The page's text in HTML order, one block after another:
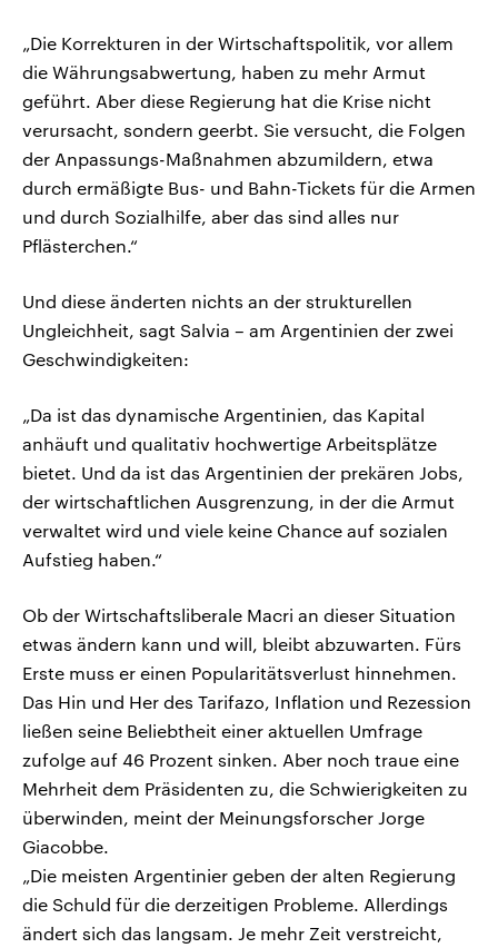
„Die Korrekturen in der Wirtschaftspolitik, vor allem
die Währungsabwertung, haben zu mehr Armut
geführt. Aber diese Regierung hat die Krise nicht
verursacht, sondern geerbt. Sie versucht, die Folgen
der Anpassungs-Maßnahmen abzumildern, etwa
durch ermäßigte Bus- und Bahn-Tickets für die Armen
und durch Sozialhilfe, aber das sind alles nur
Pflästerchen.“
Und diese änderten nichts an der strukturellen
Ungleichheit, sagt Salvia – am Argentinien der zwei
Geschwindigkeiten:
„Da ist das dynamische Argentinien, das Kapital
anhäuft und qualitativ hochwertige Arbeitsplätze
bietet. Und da ist das Argentinien der prekären Jobs,
der wirtschaftlichen Ausgrenzung, in der die Armut
verwaltet wird und viele keine Chance auf sozialen
Aufstieg haben.“
Ob der Wirtschaftsliberale Macri an dieser Situation
etwas ändern kann und will, bleibt abzuwarten. Fürs
Erste muss er einen Popularitätsverlust hinnehmen.
Das Hin und Her des Tarifazo, Inflation und Rezession
ließen seine Beliebtheit einer aktuellen Umfrage
zufolge auf 46 Prozent sinken. Aber noch traue eine
Mehrheit dem Präsidenten zu, die Schwierigkeiten zu
überwinden, meint der Meinungsforscher Jorge
Giacobbe.
„Die meisten Argentinier geben der alten Regierung
die Schuld für die derzeitigen Probleme. Allerdings
ändert sich das langsam. Je mehr Zeit verstreicht,